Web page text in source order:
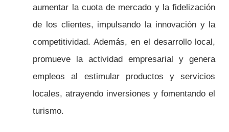
aumentar la cuota de mercado y la fidelización
de los clientes, impulsando la innovación y la
competitividad. Además, en el desarrollo local,
promueve la actividad empresarial y genera
empleos al estimular productos y servicios
locales, atrayendo inversiones y fomentando el
turismo.